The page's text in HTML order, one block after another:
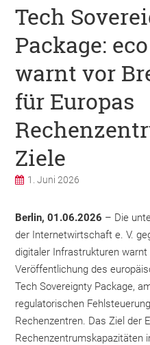
Tech
Package:
warnt vor
für Europas
Ziele
1. Juni 2026
Berlin, 01.06.2026 – Die
der Internetwirtschaft e. V.
digitaler Infrastrukturen
Veröffentlichung des
Tech Sovereignty Package,
regulatorischen
Rechenzentren. Das Ziel der
Rechenzentrumskapazitäten